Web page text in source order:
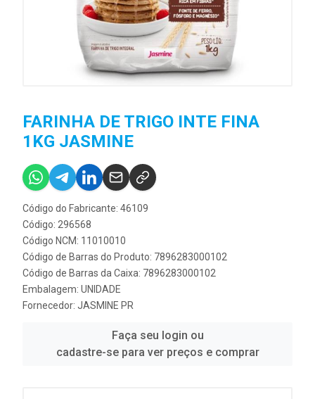
FARINHA DE TRIGO INTE FINA
1KG JASMINE
Código do Fabricante: 46109
Código: 296568
Código NCM: 11010010
Código de Barras do Produto: 7896283000102
Código de Barras da Caixa: 7896283000102
Embalagem: UNIDADE
Fornecedor: JASMINE PR
Faça seu login ou
cadastre-se para ver preços e comprar